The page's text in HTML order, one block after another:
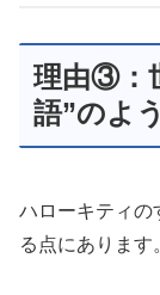
理由③：
語”のよ
ハローキティの
る点にあります